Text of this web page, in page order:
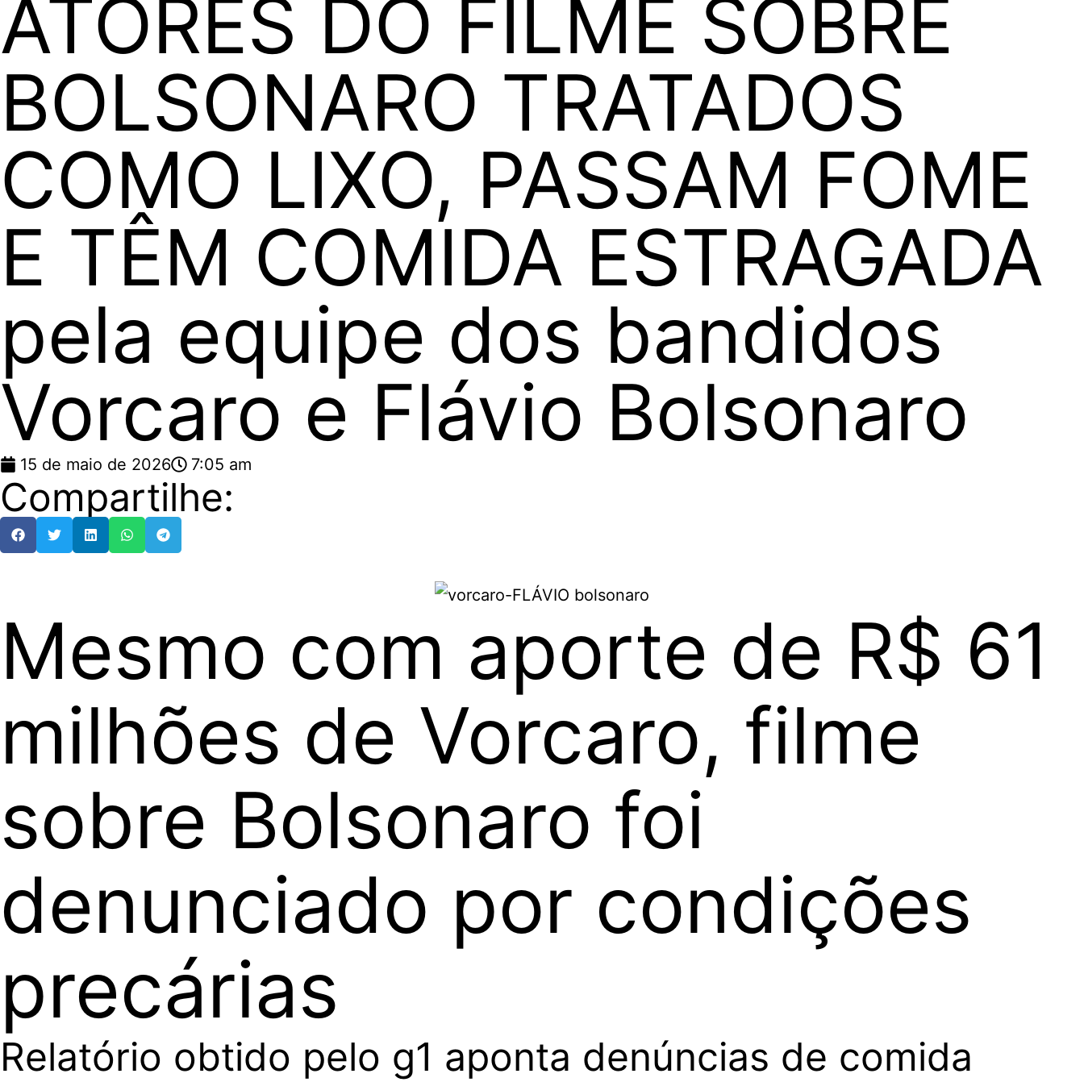
ATORES DO FILME SOBRE
BOLSONARO TRATADOS
COMO LIXO, PASSAM FOME
E TÊM COMIDA ESTRAGADA
pela equipe dos bandidos
Vorcaro e Flávio Bolsonaro
15 de maio de 2026 7:05 am
Compartilhe:
Mesmo com aporte de R$ 61
milhões de Vorcaro, filme
sobre Bolsonaro foi
denunciado por condições
precárias
Relatório obtido pelo g1 aponta denúncias de comida